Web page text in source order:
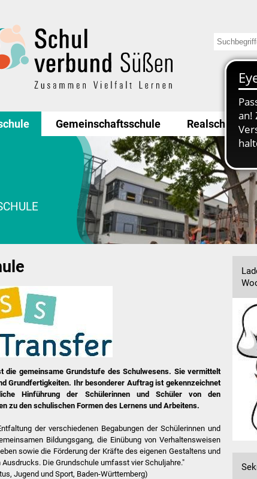
Gemeinschaftsschule Realschule
die gemeinsame Grundstufe des Schulwesens. Sie vermittelt
Grundfertigkeiten. Ihr besonderer Auftrag ist gekennzeichnet
Hinführung der Schülerinnen und Schüler von den
zu den schulischen Formen des Lernens und Arbeitens.
der verschiedenen Begabungen der Schülerinnen und
Bildungsgang, die Einübung von Verhaltensweisen
sowie die Förderung der Kräfte des eigenen Gestaltens und
Die Grundschule umfasst vier Schuljahre."
Jugend und Sport, Baden-Württemberg)